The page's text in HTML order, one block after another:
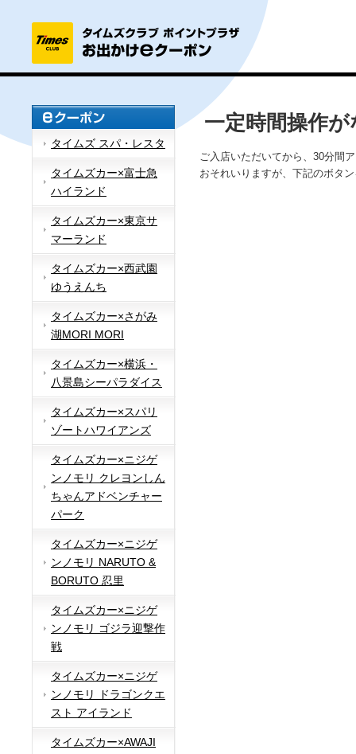
タイムズ スパ・レスタ
タイムズカー×富士急
ハイランド
タイムズカー×東京サ
マーランド
タイムズカー×西武園
ゆうえんち
タイムズカー×さがみ
湖MORI MORI
タイムズカー×横浜・
八景島シーパラダイス
タイムズカー×スパリ
ゾートハワイアンズ
タイムズカー×ニジゲ
ンノモリ クレヨンしん
ちゃんアドベンチャー
パーク
タイムズカー×ニジゲ
ンノモリ NARUTO &
BORUTO 忍里
タイムズカー×ニジゲ
ンノモリ ゴジラ迎撃作
戦
タイムズカー×ニジゲ
ンノモリ ドラゴンクエ
スト アイランド
タイムズカー×AWAJI
一定時間操作
ご入店いただいてから、30分間
おそれいりますが、下記のボタ